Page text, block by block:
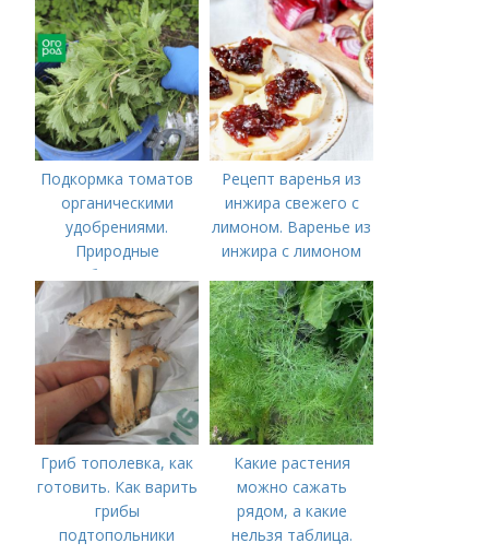
Подкормка томатов
органическими
удобрениями.
Природные
удобрения для
подкормки "по листу"
Рецепт варенья из
инжира свежего с
лимоном. Варенье из
инжира с лимоном
Гриб тополевка, как
готовить. Как варить
грибы
подтопольники
Какие растения
можно сажать
рядом, а какие
нельзя таблица.